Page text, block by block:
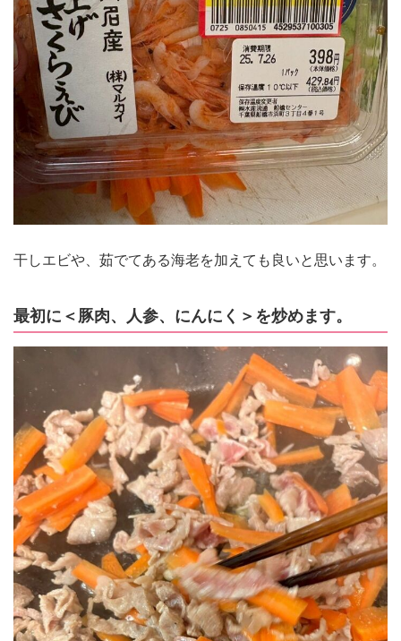
干しエビや、茹でてある海老を加えても良いと思います。
最初に＜豚肉、人参、にんにく＞を炒めます。